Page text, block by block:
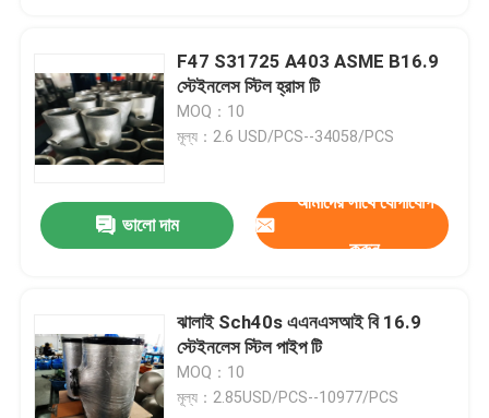
F47 S31725 A403 ASME B16.9
স্টেইনলেস স্টিল হ্রাস টি
MOQ：10
মূল্য：2.6 USD/PCS--34058/PCS
ভালো দাম
আমাদের সাথে যোগাযোগ
করুন
ঝালাই Sch40s এএনএসআই বি 16.9
স্টেইনলেস স্টিল পাইপ টি
MOQ：10
মূল্য：2.85USD/PCS--10977/PCS